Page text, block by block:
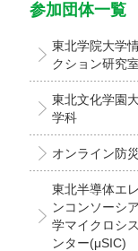
参加団体一覧
東北学院大学
クション研究室
東北文化学
学科
オンライン防災
東北半導体エ
ンコンソーシ
学マイクロシ
ンター(μSIC)